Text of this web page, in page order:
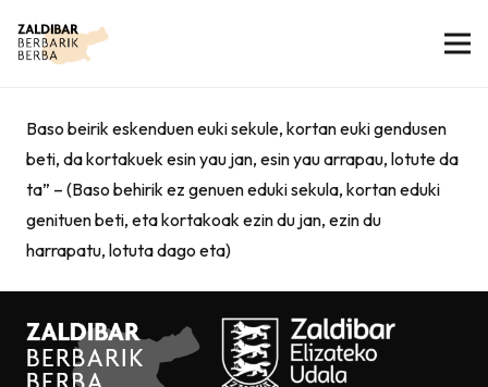
Baso beirik eskenduen euki sekule, kortan euki gendusen
beti, da kortakuek esin yau jan, esin yau arrapau, lotute da
ta” – (Baso behirik ez genuen eduki sekula, kortan eduki
genituen beti, eta kortakoak ezin du jan, ezin du
harrapatu, lotuta dago eta)